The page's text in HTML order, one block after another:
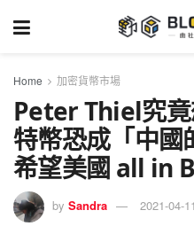
Home 加密貨幣市場
Peter Thiel究
特幣恐成「中國
希望美國 all in
by Sandra 2021-04-11